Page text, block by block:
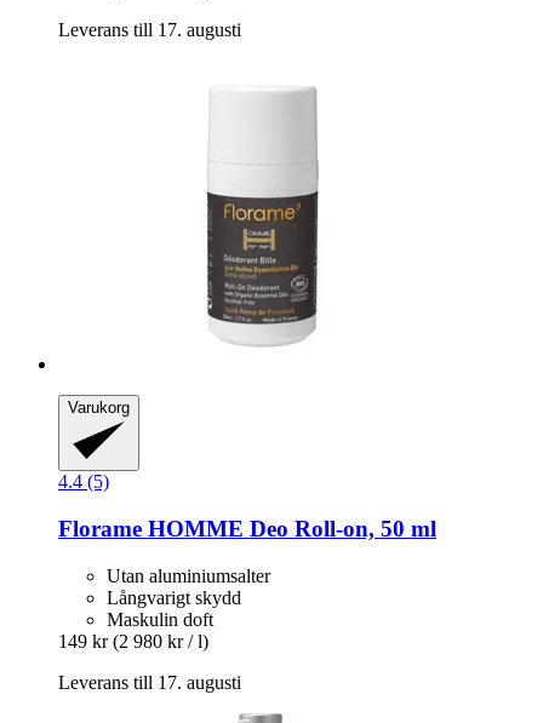
Leverans till 17. augusti
Varukorg
4.4 (5)
Florame HOMME Deo Roll-​on, 50 ml
Utan aluminiumsalter
Långvarigt skydd
Maskulin doft
149 kr (2 980 kr / l)
Leverans till 17. augusti